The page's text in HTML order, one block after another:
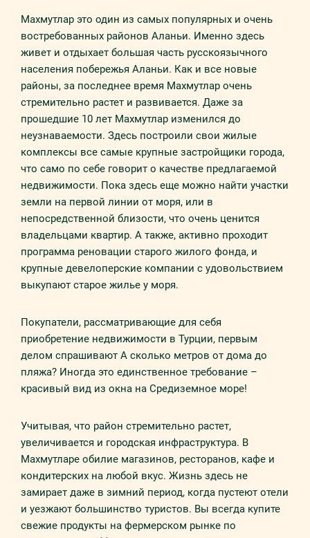
Махмутлар это один из самых популярных и очень
востребованных районов Аланьи. Именно здесь
живет и отдыхает большая часть русскоязычного
населения побережья Аланьи. Как и все новые
районы, за последнее время Махмутлар очень
стремительно растет и развивается. Даже за
прошедшие 10 лет Махмутлар изменился до
неузнаваемости. Здесь построили свои жилые
комплексы все самые крупные застройщики города,
что само по себе говорит о качестве предлагаемой
недвижимости. Пока здесь еще можно найти участки
земли на первой линии от моря, или в
непосредственной близости, что очень ценится
владельцами квартир. А также, активно проходит
программа реновации старого жилого фонда, и
крупные девелоперские компании с удовольствием
выкупают старое жилье у моря.
Покупатели, рассматривающие для себя
приобретение недвижимости в Турции, первым
делом спрашивают А сколько метров от дома до
пляжа? Иногда это единственное требование –
красивый вид из окна на Средиземное море!
Учитывая, что район стремительно растет,
увеличивается и городская инфраструктура. В
Махмутларе обилие магазинов, ресторанов, кафе и
кондитерских на любой вкус. Жизнь здесь не
замирает даже в зимний период, когда пустеют отели
и уезжают большинство туристов. Вы всегда купите
свежие продукты на фермерском рынке по